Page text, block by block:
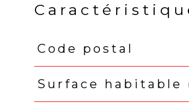
Caractéristiques
Code postal
Surface habitable